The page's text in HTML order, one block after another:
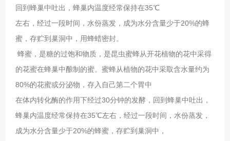
回到蜂巢中吐出，蜂巢内温度经常保持在35℃
左右，经过一段时间，水份蒸发，成为水分含量少于20%的蜂
蜜，存贮到巢洞中，用蜂蜡密封。
蜂蜜，是糖的过饱和物质，是昆虫蜜蜂从开花植物的花中采得
的花蜜在蜂巢中酿制的蜜。蜜蜂从植物的花中采取含水量约为
80%的花蜜或分泌物，存入自己第二个胃中
在体内转化酶的作用下经过30分钟的发酵，回到蜂巢中吐出，
蜂巢内温度经常保持在35℃左右，经过一段时间，水份蒸发，
成为水分含量少于20%的蜂蜜，存贮到巢洞中，